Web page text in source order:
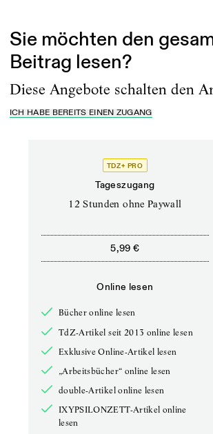
Sie möchten den
Beitrag lesen?
Diese Angebote schalten den
ICH HABE BEREITS EINEN ZUGANG
TDZ+ PRO
Tageszugang
12 Stunden ohne Paywall
5,99 €
Online lesen
Bücher online lesen
TdZ-Artikel seit 2013 online lesen
Exklusive Online-Artikel lesen
„Arbeitsbücher“ online lesen
double-Artikel online lesen
IXYPSILONZETT-Artikel online
lesen